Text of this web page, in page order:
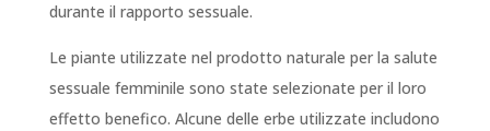
durante il rapporto sessuale.
Le piante utilizzate nel prodotto naturale per la salute
sessuale femminile sono state selezionate per il loro
effetto benefico. Alcune delle erbe utilizzate includono